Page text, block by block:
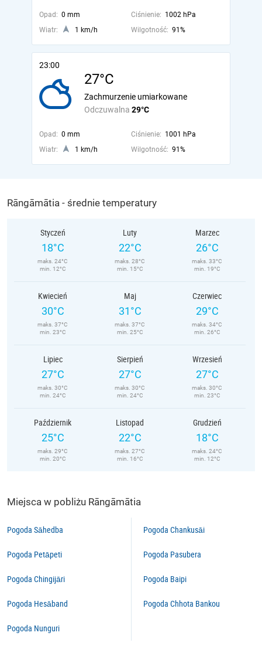
Opad: 0 mm Ciśnienie: 1002 hPa
Wiatr:
1 km/h Wilgotność: 91%
23:00
27°C
Odczuwalna 29°C
Zachmurzenie umiarkowane
Opad: 0 mm Ciśnienie: 1001 hPa
Wiatr:
1 km/h Wilgotność: 91%
Rāngāmātia - średnie temperatury
Styczeń
18°C
maks. 24°C
min. 12°C
Luty
22°C
maks. 28°C
min. 15°C
Marzec
26°C
maks. 33°C
min. 19°C
Kwiecień
30°C
maks. 37°C
min. 23°C
Maj
31°C
maks. 37°C
min. 25°C
Czerwiec
29°C
maks. 34°C
min. 26°C
Lipiec
27°C
maks. 30°C
min. 24°C
Sierpień
27°C
maks. 30°C
min. 24°C
Wrzesień
27°C
maks. 30°C
min. 23°C
Październik
25°C
maks. 29°C
min. 20°C
Listopad
22°C
maks. 27°C
min. 16°C
Grudzień
18°C
maks. 24°C
min. 12°C
Miejsca w pobliżu Rāngāmātia
Pogoda Sāhedba
Pogoda Petāpeti
Pogoda Chingijāri
Pogoda Hesāband
Pogoda Nunguri
Pogoda Chankusāi
Pogoda Pasubera
Pogoda Baipi
Pogoda Chhota Bankou